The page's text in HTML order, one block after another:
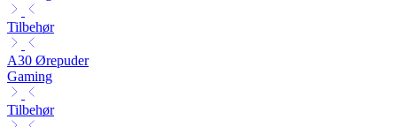
Tilbehør
A30 Ørepuder
Gaming
Tilbehør